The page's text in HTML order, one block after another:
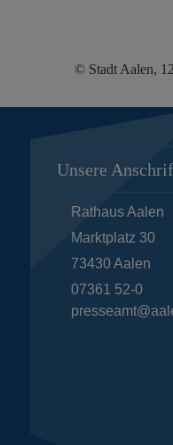
© Stadt Aalen,
Unsere
Rathaus Aalen
Marktplatz 30
73430 Aalen
07361 52-0